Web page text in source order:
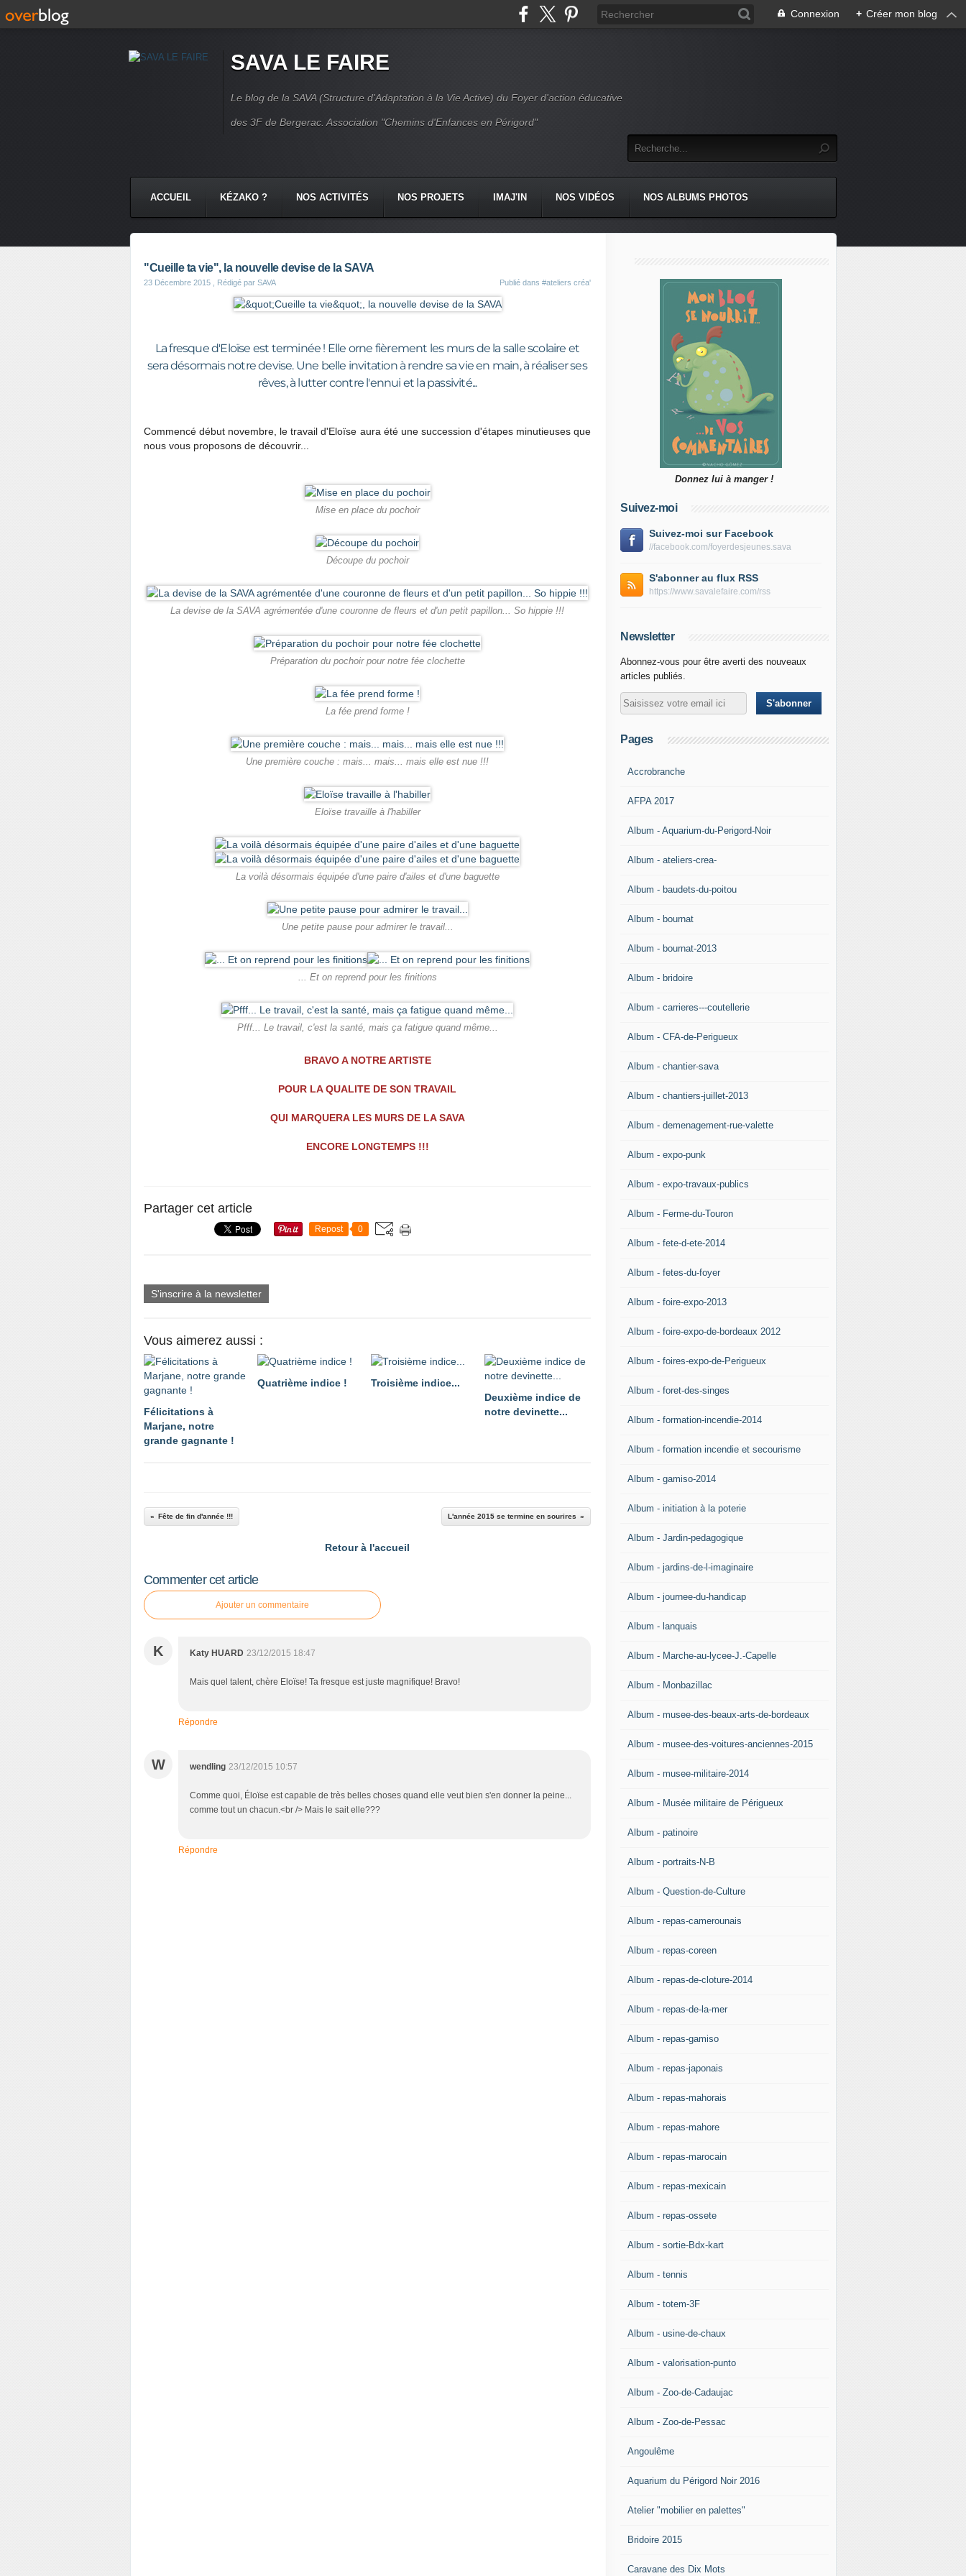
Connexion + Créer mon blog
SAVA LE FAIRE
Le blog de la SAVA (Structure d'Adaptation à la Vie Active) du Foyer d'action éducative
des 3F de Bergerac. Association "Chemins d'Enfances en Périgord"
ACCUEIL KÉZAKO ? NOS ACTIVITÉS NOS PROJETS IMAJ'IN NOS VIDÉOS NOS ALBUMS PHOTOS
"Cueille ta vie", la nouvelle devise de la SAVA
23 Décembre 2015 , Rédigé par SAVA Publié dans #ateliers créa'
La fresque d'Eloïse est terminée ! Elle orne fièrement les murs de la salle scolaire et
sera désormais notre devise. Une belle invitation à rendre sa vie en main, à réaliser ses
rêves, à lutter contre l'ennui et la passivité...
Commencé début novembre, le travail d'Eloïse aura été une succession d'étapes minutieuses que
nous vous proposons de découvrir...
Mise en place du pochoir
Découpe du pochoir
La devise de la SAVA agrémentée d'une couronne de fleurs et d'un petit papillon... So hippie !!!
Préparation du pochoir pour notre fée clochette
La fée prend forme !
Une première couche : mais... mais... mais elle est nue !!!
Eloïse travaille à l'habiller
La voilà désormais équipée d'une paire d'ailes et d'une baguette
Une petite pause pour admirer le travail...
... Et on reprend pour les finitions
Pfff... Le travail, c'est la santé, mais ça fatigue quand même...
BRAVO A NOTRE ARTISTE
POUR LA QUALITE DE SON TRAVAIL
QUI MARQUERA LES MURS DE LA SAVA
ENCORE LONGTEMPS !!!
Partager cet article
Repost 0
S'inscrire à la newsletter
Vous aimerez aussi :
Félicitations à
Marjane, notre
grande gagnante !
Quatrième indice !
Troisième indice...
Deuxième indice de
notre devinette...
Fête de fin d'année !!! L'année 2015 se termine en sourires
Retour à l'accueil
Commenter cet article
Ajouter un commentaire
K Katy HUARD 23/12/2015 18:47
Mais quel talent, chère Eloïse! Ta fresque est juste magnifique! Bravo!
Répondre
W wendling 23/12/2015 10:57
Comme quoi, Éloïse est capable de très belles choses quand elle veut bien s'en donner la peine...
comme tout un chacun.<br /> Mais le sait elle???
Répondre
Donnez lui à manger !
Suivez-moi
Suivez-moi sur Facebook
//facebook.com/foyerdesjeunes.sava
S'abonner au flux RSS
https://www.savalefaire.com/rss
Newsletter
Abonnez-vous pour être averti des nouveaux
articles publiés.
Pages
Accrobranche
AFPA 2017
Album - Aquarium-du-Perigord-Noir
Album - ateliers-crea-
Album - baudets-du-poitou
Album - bournat
Album - bournat-2013
Album - bridoire
Album - carrieres---coutellerie
Album - CFA-de-Perigueux
Album - chantier-sava
Album - chantiers-juillet-2013
Album - demenagement-rue-valette
Album - expo-punk
Album - expo-travaux-publics
Album - Ferme-du-Touron
Album - fete-d-ete-2014
Album - fetes-du-foyer
Album - foire-expo-2013
Album - foire-expo-de-bordeaux 2012
Album - foires-expo-de-Perigueux
Album - foret-des-singes
Album - formation-incendie-2014
Album - formation incendie et secourisme
Album - gamiso-2014
Album - initiation à la poterie
Album - Jardin-pedagogique
Album - jardins-de-l-imaginaire
Album - journee-du-handicap
Album - lanquais
Album - Marche-au-lycee-J.-Capelle
Album - Monbazillac
Album - musee-des-beaux-arts-de-bordeaux
Album - musee-des-voitures-anciennes-2015
Album - musee-militaire-2014
Album - Musée militaire de Périgueux
Album - patinoire
Album - portraits-N-B
Album - Question-de-Culture
Album - repas-camerounais
Album - repas-coreen
Album - repas-de-cloture-2014
Album - repas-de-la-mer
Album - repas-gamiso
Album - repas-japonais
Album - repas-mahorais
Album - repas-mahore
Album - repas-marocain
Album - repas-mexicain
Album - repas-ossete
Album - sortie-Bdx-kart
Album - tennis
Album - totem-3F
Album - usine-de-chaux
Album - valorisation-punto
Album - Zoo-de-Cadaujac
Album - Zoo-de-Pessac
Angoulême
Aquarium du Périgord Noir 2016
Atelier "mobilier en palettes"
Bridoire 2015
Caravane des Dix Mots